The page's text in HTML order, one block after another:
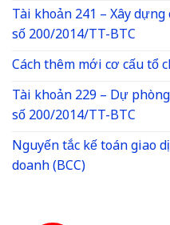
Tài khoản 241 – Xây
số 200/2014/TT-BTC
Cách thêm mới cơ cấu tổ
Tài khoản 229 – Dự
số 200/2014/TT-BTC
Nguyến tắc kế toán giao
doanh (BCC)